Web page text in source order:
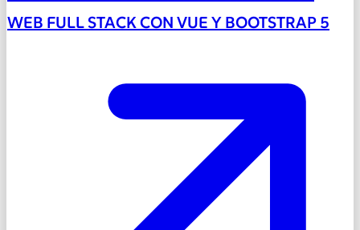
WEB FULL STACK CON VUE Y BOOTSTRAP 5